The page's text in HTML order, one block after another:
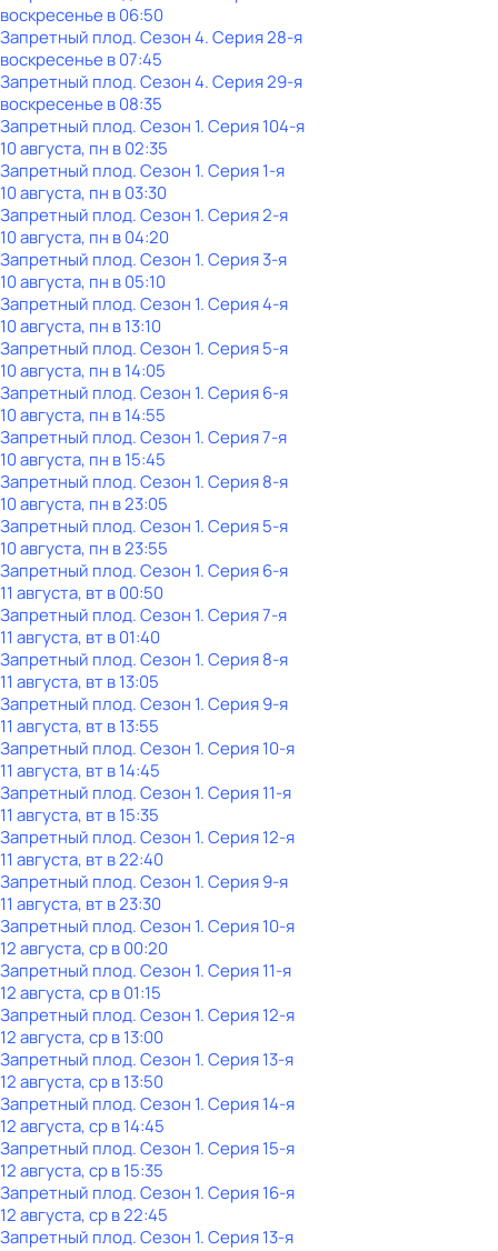
воскресенье в06:50
Запретный плод. Сезон 4. Серия 28-я
воскресенье в07:45
Запретный плод. Сезон 4. Серия 29-я
воскресенье в08:35
Запретный плод. Сезон 1. Серия 104-я
10 августа, пн в 02:35
Запретный плод. Сезон 1. Серия 1-я
10 августа, пн в 03:30
Запретный плод. Сезон 1. Серия 2-я
10 августа, пн в 04:20
Запретный плод. Сезон 1. Серия 3-я
10 августа, пн в 05:10
Запретный плод. Сезон 1. Серия 4-я
10 августа, пн в 13:10
Запретный плод. Сезон 1. Серия 5-я
10 августа, пн в 14:05
Запретный плод. Сезон 1. Серия 6-я
10 августа, пн в 14:55
Запретный плод. Сезон 1. Серия 7-я
10 августа, пн в 15:45
Запретный плод. Сезон 1. Серия 8-я
10 августа, пн в 23:05
Запретный плод. Сезон 1. Серия 5-я
10 августа, пн в 23:55
Запретный плод. Сезон 1. Серия 6-я
11 августа, вт в 00:50
Запретный плод. Сезон 1. Серия 7-я
11 августа, вт в 01:40
Запретный плод. Сезон 1. Серия 8-я
11 августа, вт в 13:05
Запретный плод. Сезон 1. Серия 9-я
11 августа, вт в 13:55
Запретный плод. Сезон 1. Серия 10-я
11 августа, вт в 14:45
Запретный плод. Сезон 1. Серия 11-я
11 августа, вт в 15:35
Запретный плод. Сезон 1. Серия 12-я
11 августа, вт в 22:40
Запретный плод. Сезон 1. Серия 9-я
11 августа, вт в 23:30
Запретный плод. Сезон 1. Серия 10-я
12 августа, ср в 00:20
Запретный плод. Сезон 1. Серия 11-я
12 августа, ср в 01:15
Запретный плод. Сезон 1. Серия 12-я
12 августа, ср в 13:00
Запретный плод. Сезон 1. Серия 13-я
12 августа, ср в 13:50
Запретный плод. Сезон 1. Серия 14-я
12 августа, ср в 14:45
Запретный плод. Сезон 1. Серия 15-я
12 августа, ср в 15:35
Запретный плод. Сезон 1. Серия 16-я
12 августа, ср в 22:45
Запретный плод. Сезон 1. Серия 13-я